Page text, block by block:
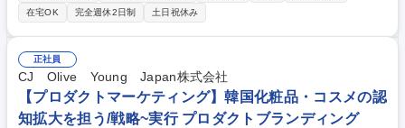
活動を通じて広く社会に貢献していただくお仕事です。 【主な業務】◆国
際標準の策定・調整：GS1国際会議や標準化団体の会合への出席◆産業界
との協働と国内普及：国内業界団体・関連企業・行政機関と連携し、標準
の導入企画や活用提案を実施◆提案・導入促進・支援：業界の課題やニー
ズをヒアリングしGS1標準を活用した解決策を企画・提案◆ドキュメント
作成・発信業務：会議資料、ガイドライン、運用マニュアルなどの企画・
作成・改訂◆リサーチ・事例収集 募集職種 【IT系出身者歓迎】コード管
理の国際機関GS1★社会インフラに貢献するお仕事
在宅OK
完全週休2日制 土日祝休み
正社員
CJ Olive Young Japan株式会社
【プロダクトマーケティング】韓国化粧品・コスメの認
知拡大を担う/戦略~実行 プロダクトブランディング